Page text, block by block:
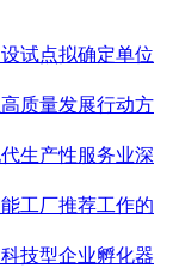
试点拟确定单位
质量发展行动方
生产性服务业深
工厂推荐工作的
技型企业孵化器